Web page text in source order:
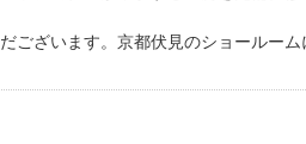
ございます。京都伏見のショールーム